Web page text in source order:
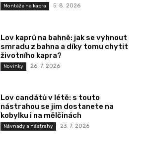
Montáže na kapra 5. 8. 2026
Lov kaprů na bahně: jak se vyhnout
smradu z bahna a díky tomu chytit
životního kapra?
Novinky 26. 7. 2026
Lov candátů v létě: s touto
nástrahou se jim dostanete na
kobylku i na mělčinách
Návnady a nástrahy 23. 7. 2026